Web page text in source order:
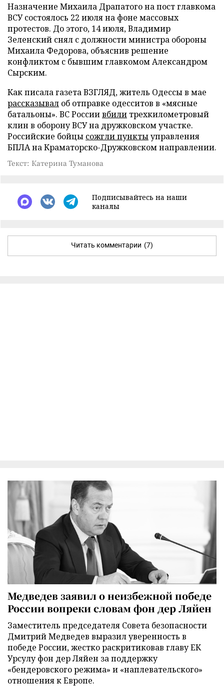
Назначение Михаила Драпатого на пост главкома
ВСУ состоялось 22 июля на фоне массовых
протестов. До этого, 14 июля, Владимир
Зеленский снял с должности министра обороны
Михаила Федорова, объяснив решение
конфликтом с бывшим главкомом Александром
Сырским.
Как писала газета ВЗГЛЯД, житель Одессы в мае
рассказывал об отправке одесситов в «мясные
батальоны». ВС Россиивбили трехкилометровый
клин в оборону ВСУ на дружковском участке.
Российские бойцы сожгли пунктыуправления
БПЛА на Краматорско-Дружковском направлении.
Текст: Катерина Туманова
Подписывайтесь на наши
каналы
Читать комментарии (7)
Медведев заявил о неизбежной победе
России вопреки словам фон дер Ляйен
Заместитель председателя Совета безопасности
Дмитрий Медведев выразил уверенность в
победе России, жестко раскритиковав главу ЕК
Урсулу фон дер Ляйен за поддержку
«бендеровского режима» и «наплевательского»
отношения к Европе.